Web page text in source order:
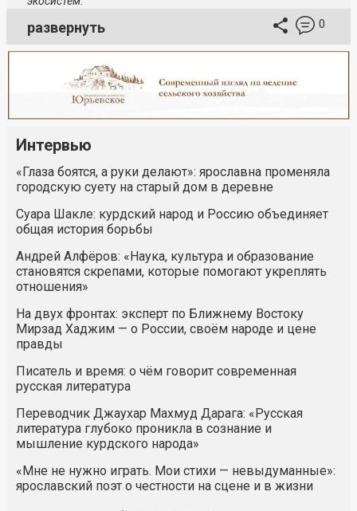
развернуть 0
Интервью
«Глаза боятся, а руки делают»: ярославна променяла
городскую суету на старый дом в деревне
Суара Шакле: курдский народ и Россию объединяет
общая история борьбы
Андрей Алфёров: «Наука, культура и образование
становятся скрепами, которые помогают укреплять
отношения»
На двух фронтах: эксперт по Ближнему Востоку
Мирзад Хаджим — о России, своём народе и цене
правды
Писатель и время: о чём говорит современная
русская литература
Переводчик Джаухар Махмуд Дарага: «Русская
литература глубоко проникла в сознание и
мышление курдского народа»
«Мне не нужно играть. Мои стихи — невыдуманные»:
ярославский поэт о честности на сцене и в жизни